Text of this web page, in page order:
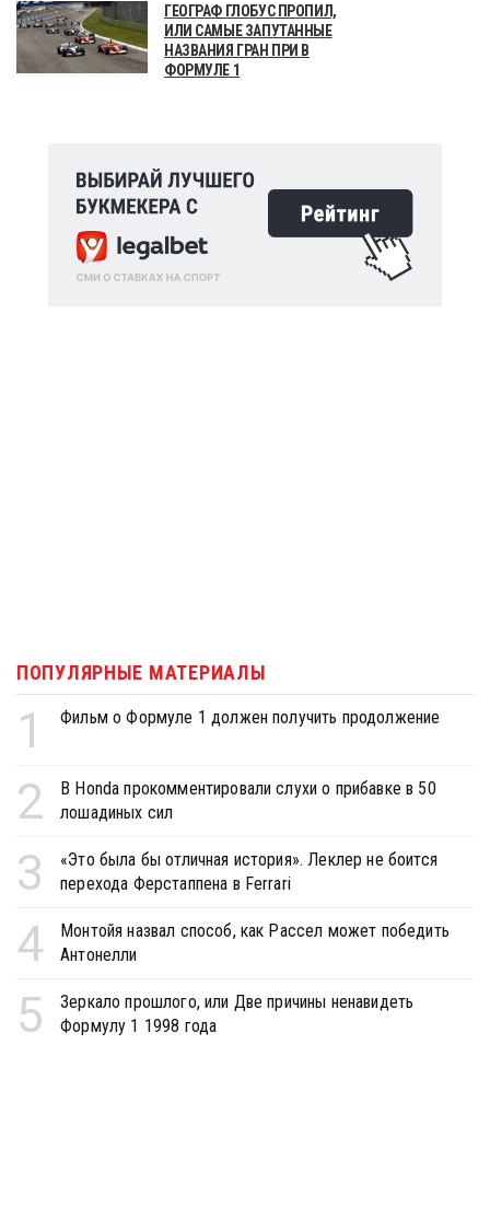
ГЕОГРАФ ГЛОБУС ПРОПИЛ,
ИЛИ САМЫЕ ЗАПУТАННЫЕ
НАЗВАНИЯ ГРАН ПРИ В
ФОРМУЛЕ 1
ПОПУЛЯРНЫЕ МАТЕРИАЛЫ
1 Фильм о Формуле 1 должен получить продолжение
2
В Honda прокомментировали слухи о прибавке в 50
лошадиных сил
3
«Это была бы отличная история». Леклер не боится
перехода Ферстаппена в Ferrari
4
Монтойя назвал способ, как Рассел может победить
Антонелли
5
Зеркало прошлого, или Две причины ненавидеть
Формулу 1 1998 года